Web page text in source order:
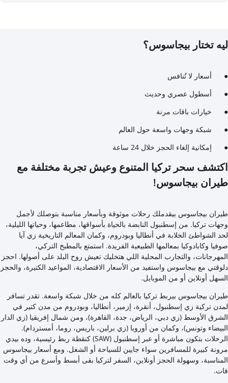
ليه تختار بيجاسوس؟
● أسعار لا تُنافس
● أسطول عصري وحديث
● خيارات باقات مرنة
● شبكة وجهات واسعة حول العالم
● إمكانية إلغاء الحجز خلال 24 ساعة
اكتشف سحر تركيا المتنوع وعيش تجربة مختلفة مع
طيران بيجاسوس!
طيران بيجاسوس بيقدملك رحلات موثوقة وبأسعار مناسبة بتوصلك لأجمل
وجهات تركيا. من إسطنبول النابضة بالحياة بأسواقها، مطاعمها، وحياتها الليلية،
لحد الشواطئ الخلابة في أنطاليا وبودروم، وكمان المعالم التاريخية زي آيا
صوفيا وكابادوكيا بمعالمها الطبيعية الفريدة. استمتع بالمطبخ التركي،
المهرجانات، والتجارب المحلية اللي هتخليك تعيش روح البلد على أصولها. احجز
دلوقتي مع بيجاسوس واستفيد من الأسعار الاقتصادية، المواعيد الكتيرة، والحجز
السهل أونلاين أو من الموبايل.
طيران بيجاسوس بيربط تركيا بالعالم كله من خلال شبكة واسعة. تقدر تسافر
لمدن تركية زي إسطنبول، أنقرة، إزمير، أنطاليا، وبودروم من مدن كتير في
الشرق الأوسط (زي دبي، الرياض، جدة، القاهرة)، ومن شمال إفريقيا (زي الدار
البيضاء وتونس)، وكمان من أوروبا (زي برلين، باريس، روما، أمستردام).
الرحلات بتكون مباشرة أو عبر إسطنبول (SAW) كنقطة ربط رئيسية، وده بيدي
مرونة كبيرة للمسافرين سواء جايين للسياحة أو الشغل. ومع أسعار بيجاسوس
المناسبة، وسهولة الحجز أونلاين، السفر لتركيا بقى أبسط وأسرع من أي وقت
فات.